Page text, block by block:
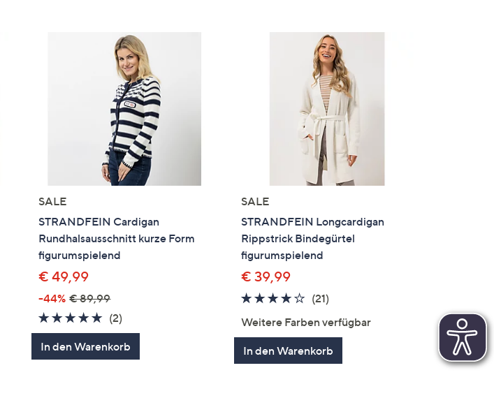
SALE
STRANDFEIN Cardigan
Rundhalsausschnitt kurze Form
figurumspielend
€ 49,99
-44% € 89,99
5.0
von
5
(2)
Bewertungen
In den Warenkorb
SALE
STRANDFEIN Longcardigan
Rippstrick Bindegürtel
figurumspielend
€ 39,99
3.9
5
(21)
Weitere Farben verfügbar
In den Warenkorb